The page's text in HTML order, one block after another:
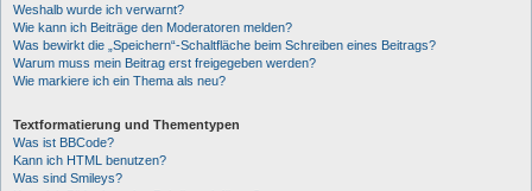
Weshalb wurde ich verwarnt?
Wie kann ich Beiträge den Moderatoren melden?
Was bewirkt die „Speichern“-Schaltfläche beim Schreiben eines Beitrags?
Warum muss mein Beitrag erst freigegeben werden?
Wie markiere ich ein Thema als neu?
Textformatierung und Thementypen
Was ist BBCode?
Kann ich HTML benutzen?
Was sind Smileys?